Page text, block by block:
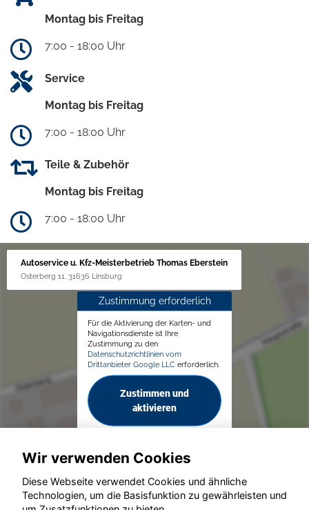
Montag bis Freitag
7:00 - 18:00 Uhr
Service
Montag bis Freitag
7:00 - 18:00 Uhr
Teile & Zubehör
Montag bis Freitag
7:00 - 18:00 Uhr
Autoservice u. Kfz-Meisterbetrieb Thomas Eberstein
Osterberg 11, 31636 Linsburg
Zustimmung erforderlich
Für die Aktivierung der Karten- und
Navigationsdienste ist Ihre
Zustimmung zu den
Datenschutzrichtlinien vom
Drittanbieter Google LLC erforderlich.
Zustimmen und
aktivieren
Wir verwenden Cookies
Diese Webseite verwendet Cookies und ähnliche
Technologien, um die Basisfunktion zu gewährleisten und